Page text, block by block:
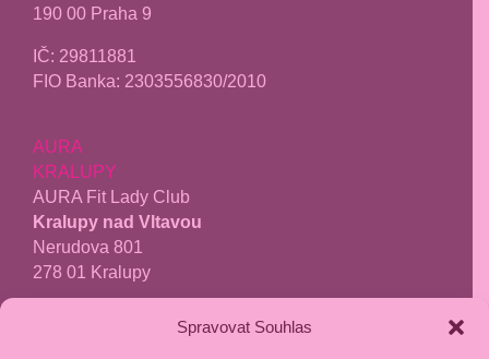
Spravovat Souhlas
190 00 Praha 9
IČ: 29811881
FIO Banka: 2303556830/2010
AURA
KRALUPY
AURA Fit Lady Club
Kralupy nad Vltavou
Nerudova 801
278 01 Kralupy
kralupy@aurafit.cz